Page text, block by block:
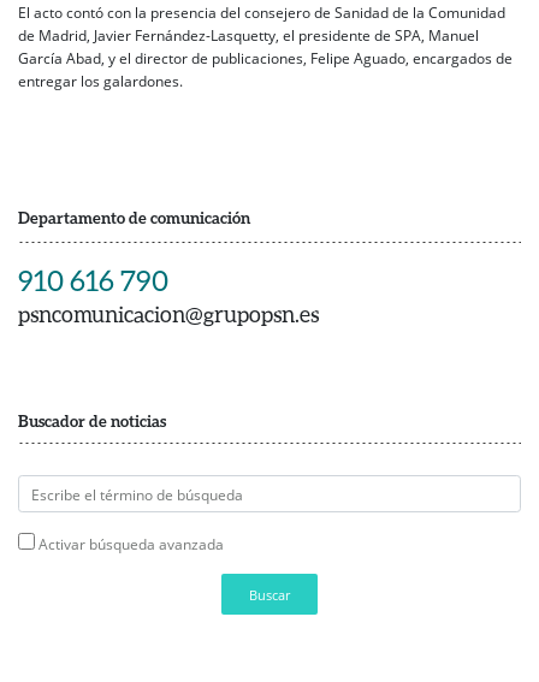
El acto contó con la presencia del consejero de Sanidad de la Comunidad
de Madrid, Javier Fernández-Lasquetty, el presidente de SPA, Manuel
García Abad, y el director de publicaciones, Felipe Aguado, encargados de
entregar los galardones.
Departamento de comunicación
910 616 790
psncomunicacion@grupopsn.es
Buscador de noticias
Activar búsqueda avanzada
Buscar